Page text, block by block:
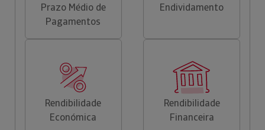
Prazo Médio de
Pagamentos
Endividamento
Rendibilidade
Económica
Rendibilidade
Financeira